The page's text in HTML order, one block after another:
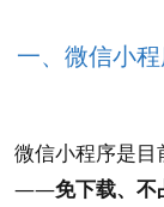
一、微信小
微信小程序是
——免下载、不